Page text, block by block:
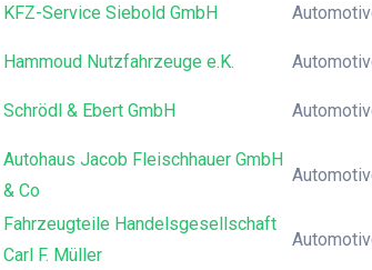
KFZ-Service Siebold GmbH
Hammoud Nutzfahrzeuge e.K.
Schrödl & Ebert GmbH
Autohaus Jacob Fleischhauer GmbH
& Co
Fahrzeugteile Handelsgesellschaft
Carl F. Müller